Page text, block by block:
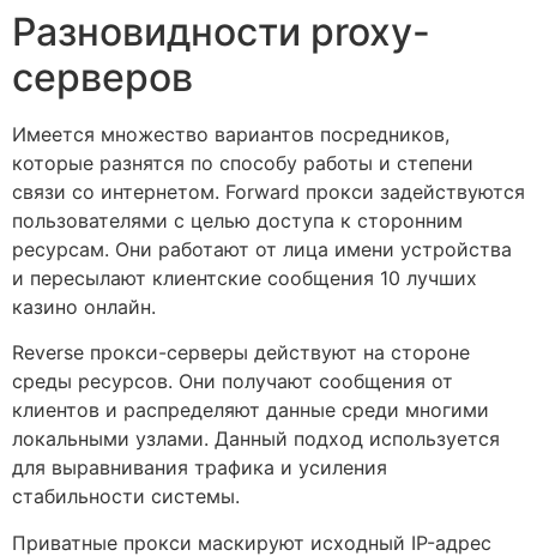
Разновидности proxy-
серверов
Имеется множество вариантов посредников,
которые разнятся по способу работы и степени
связи со интернетом. Forward прокси задействуются
пользователями с целью доступа к сторонним
ресурсам. Они работают от лица имени устройства
и пересылают клиентские сообщения 10 лучших
казино онлайн.
Reverse прокси-серверы действуют на стороне
среды ресурсов. Они получают сообщения от
клиентов и распределяют данные среди многими
локальными узлами. Данный подход используется
для выравнивания трафика и усиления
стабильности системы.
Приватные прокси маскируют исходный IP-адрес